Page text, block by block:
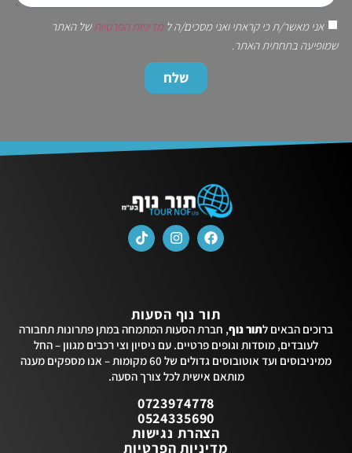
אני מאשר/ת כי קראתי ואני מסכים/ה למדיניות הפרטיותשל האתר
שמופיעה בתחתית האתר.
שלח
תור נוף הסעות
ברוכים הבאים לתור נוף, חברת הסעות המתמחה במתן פתרונות תחבורה
לעובדים, מוסדות וגופים פרטיים. עם ניסיון וצי רכבים מגוון – החל
ממיניבוסים ועד אוטובוסים גדולים של 60 מקומות – אנו מספקים מענה
מותאם אישית לכל צורך הסעה.
0723974778
0524335690
הצהרת נגישות
מדיניות הפרטיות